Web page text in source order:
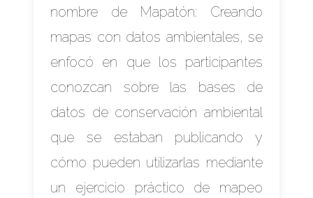
nombre de Mapatón: Creando
mapas con datos ambientales, se
enfocó en que los participantes
conozcan sobre las bases de
datos de conservación ambiental
que se estaban publicando y
cómo pueden utilizarlas mediante
un ejercicio práctico de mapeo